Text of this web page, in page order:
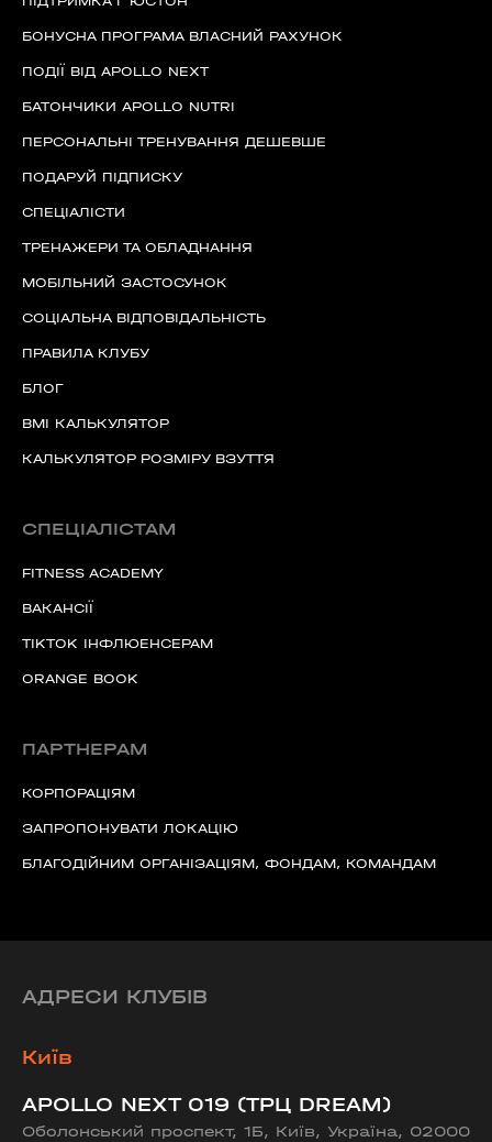
БОНУСНА ПРОГРАМА ВЛАСНИЙ РАХУНОК
ПОДІЇ ВІД APOLLO NEXT
БАТОНЧИКИ APOLLO NUTRI
ПЕРСОНАЛЬНІ ТРЕНУВАННЯ ДЕШЕВШЕ
ПОДАРУЙ ПІДПИСКУ
СПЕЦІАЛІСТИ
ТРЕНАЖЕРИ ТА ОБЛАДНАННЯ
МОБІЛЬНИЙ ЗАСТОСУНОК
СОЦІАЛЬНА ВІДПОВІДАЛЬНІСТЬ
ПРАВИЛА КЛУБУ
БЛОГ
BMI КАЛЬКУЛЯТОР
КАЛЬКУЛЯТОР РОЗМІРУ ВЗУТТЯ
СПЕЦІАЛІСТАМ
FITNESS ACADEMY
ВАКАНСІЇ
TIKTOK ІНФЛЮЕНСЕРАМ
ORANGE BOOK
ПАРТНЕРАМ
КОРПОРАЦІЯМ
ЗАПРОПОНУВАТИ ЛОКАЦІЮ
БЛАГОДІЙНИМ ОРГАНІЗАЦІЯМ, ФОНДАМ, КОМАНДАМ
АДРЕСИ КЛУБІВ
Київ
APOLLO NEXT 019 (ТРЦ DREAM)
Оболонський проспект, 1Б, Київ, Україна, 02000